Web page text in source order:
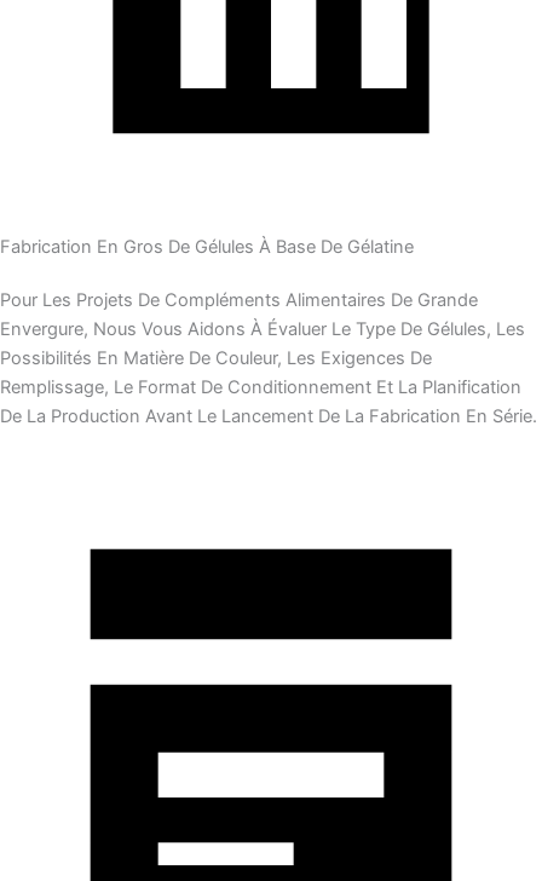
Fabrication En Gros De Gélules À Base De Gélatine
Pour Les Projets De Compléments Alimentaires De Grande
Envergure, Nous Vous Aidons À Évaluer Le Type De Gélules, Les
Possibilités En Matière De Couleur, Les Exigences De
Remplissage, Le Format De Conditionnement Et La Planification
De La Production Avant Le Lancement De La Fabrication En Série.